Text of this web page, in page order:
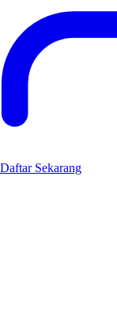
Daftar Sekarang